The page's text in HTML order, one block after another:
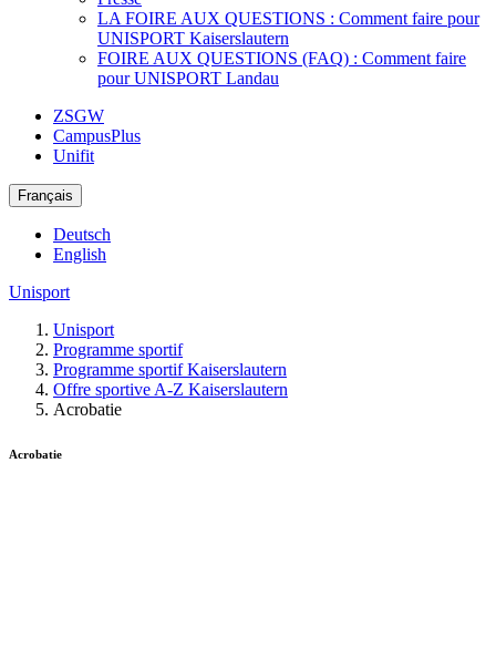
LA FOIRE AUX QUESTIONS : Comment faire pour
UNISPORT Kaiserslautern
FOIRE AUX QUESTIONS (FAQ) : Comment faire
pour UNISPORT Landau
ZSGW
CampusPlus
Unifit
Français
Deutsch
English
Unisport
Unisport
Programme sportif
Programme sportif Kaiserslautern
Offre sportive A-Z Kaiserslautern
Acrobatie
Acrobatie